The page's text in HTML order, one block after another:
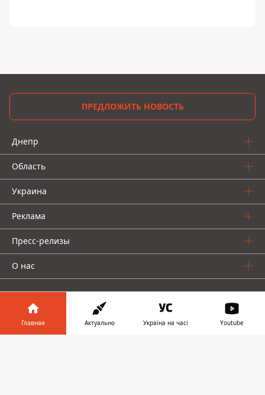
ПРЕДЛОЖИТЬ НОВОСТЬ
Днепр
Область
Украина
Реклама
Пресс-релизы
О нас
Главная Актуально Україна на часі Youtube